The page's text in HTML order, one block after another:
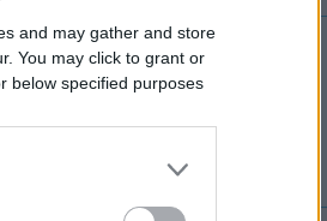
and may gather and store
You may click to grant or
below specified purposes